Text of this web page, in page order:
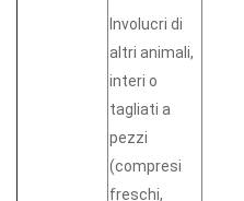
Involucri di
altri animali,
interi o
tagliati a
pezzi
(compresi
freschi,